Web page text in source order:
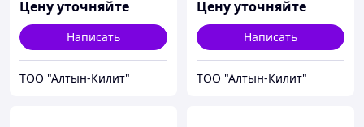
Цену уточняйте
Написать
ТОО "Алтын-Килит"
Цену уточняйте
Написать
ТОО "Алтын-Килит"